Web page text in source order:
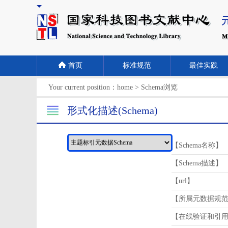
首页 标准规范 最佳实践
Your current position： home > Schema浏览
形式化描述(Schema)
【Schema名称】
【Schema描述】
【url】
【所属元数据规
【在线验证和引